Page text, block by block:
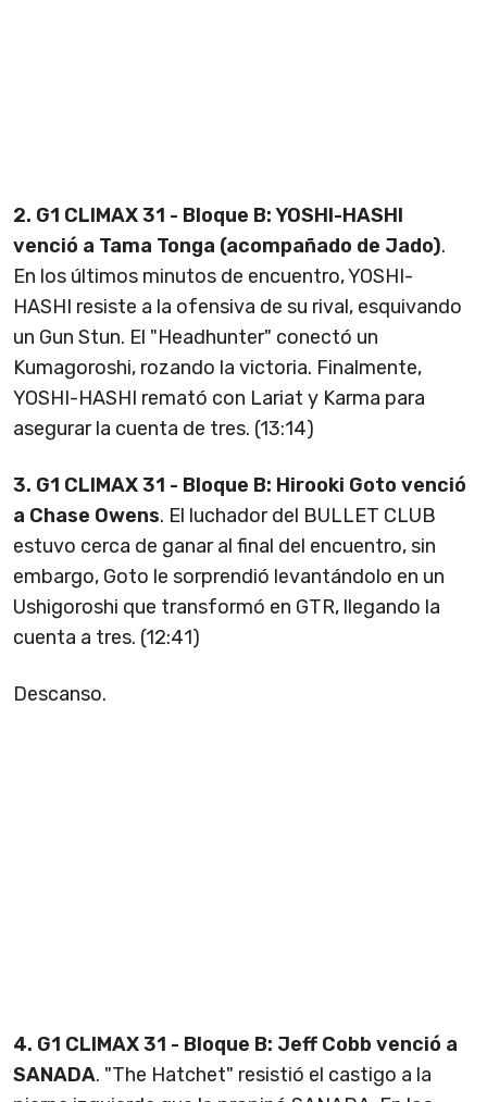
2. G1 CLIMAX 31 - Bloque B: YOSHI-HASHI
venció a Tama Tonga (acompañado de Jado).
En los últimos minutos de encuentro, YOSHI-
HASHI resiste a la ofensiva de su rival, esquivando
un Gun Stun. El "Headhunter" conectó un
Kumagoroshi, rozando la victoria. Finalmente,
YOSHI-HASHI remató con Lariat y Karma para
asegurar la cuenta de tres. (13:14)
3. G1 CLIMAX 31 - Bloque B: Hirooki Goto venció
a Chase Owens. El luchador del BULLET CLUB
estuvo cerca de ganar al final del encuentro, sin
embargo, Goto le sorprendió levantándolo en un
Ushigoroshi que transformó en GTR, llegando la
cuenta a tres. (12:41)
Descanso.
4. G1 CLIMAX 31 - Bloque B: Jeff Cobb venció a
SANADA. "The Hatchet" resistió el castigo a la